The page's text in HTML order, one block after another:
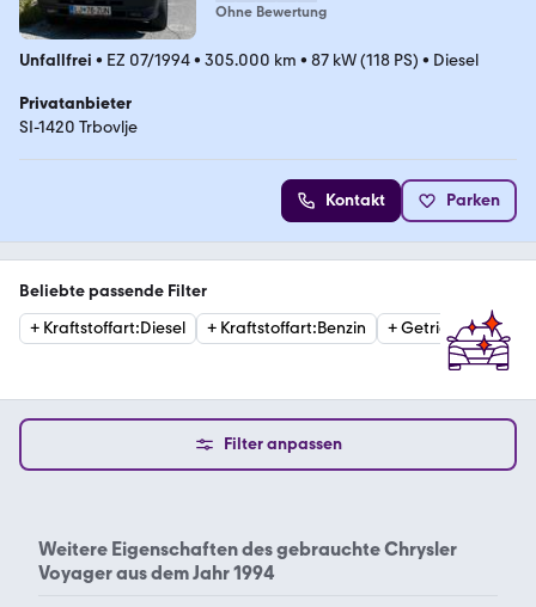
Ohne Bewertung
Unfallfrei • EZ 07/1994• 305.000 km • 87 kW (118 PS) • Diesel
Privatanbieter
SI-1420 Trbovlje
Kontakt Parken
Beliebte passende Filter
+ Kraftstoffart:Diesel + Kraftstoffart:Benzin +Getriebe:
Filter anpassen
Weitere Eigenschaften desgebrauchte Chrysler
Voyager aus dem Jahr 1994